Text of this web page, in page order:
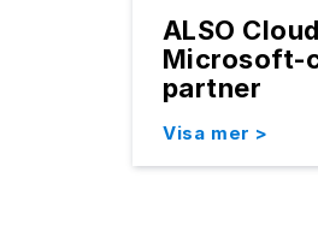
ALSO
Microsoft-
partner
Visa mer >